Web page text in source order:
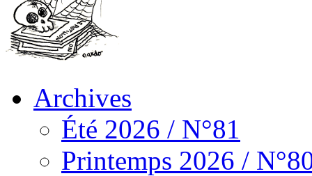
Archives
Été 2026 / N°81
Printemps 2026 /